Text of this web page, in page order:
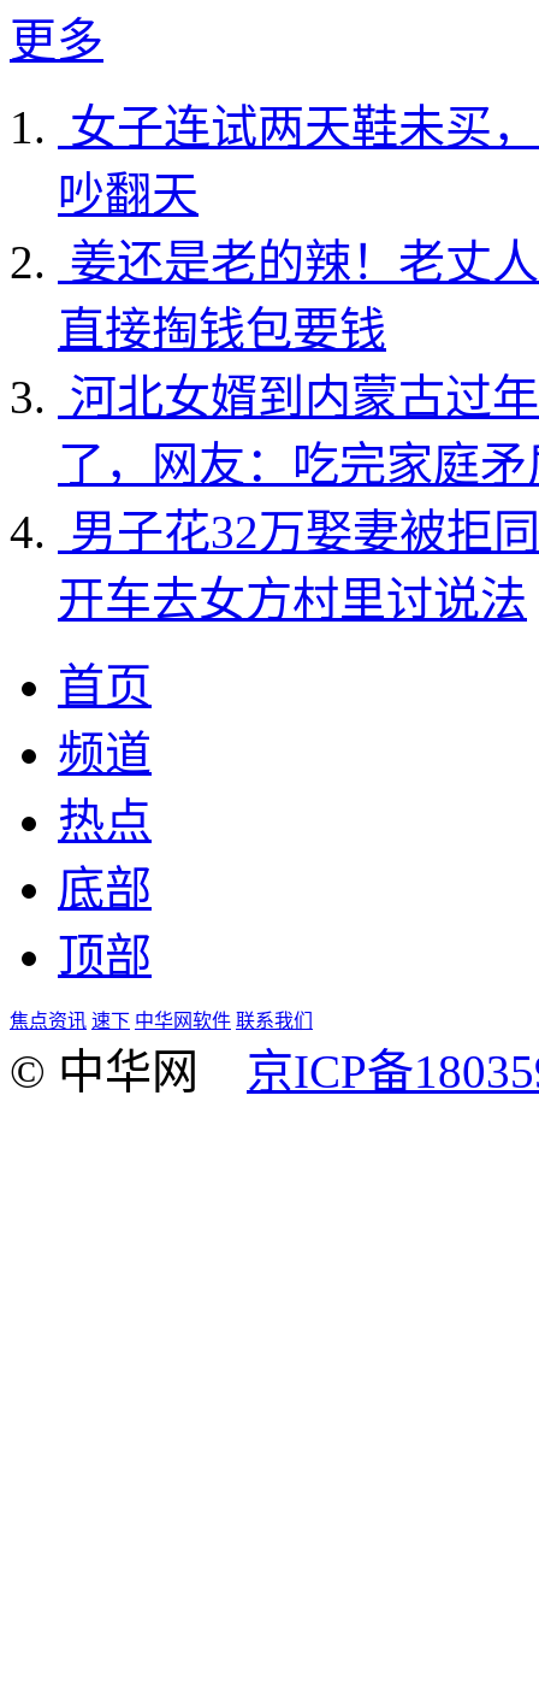
更多
女子连试两天鞋未买
吵翻天
姜还是老的辣！老丈
直接掏钱包要钱
河北女婿到内蒙古过
了，网友：吃完家庭
男子花32万娶妻被拒
开车去女方村里讨说法
首页
频道
热点
底部
顶部
焦点资讯 速下 中华网软件 联系我们
© 中华网 京ICP备